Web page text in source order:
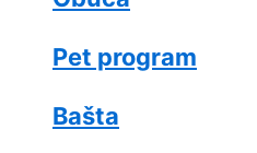
Pet program
Bašta